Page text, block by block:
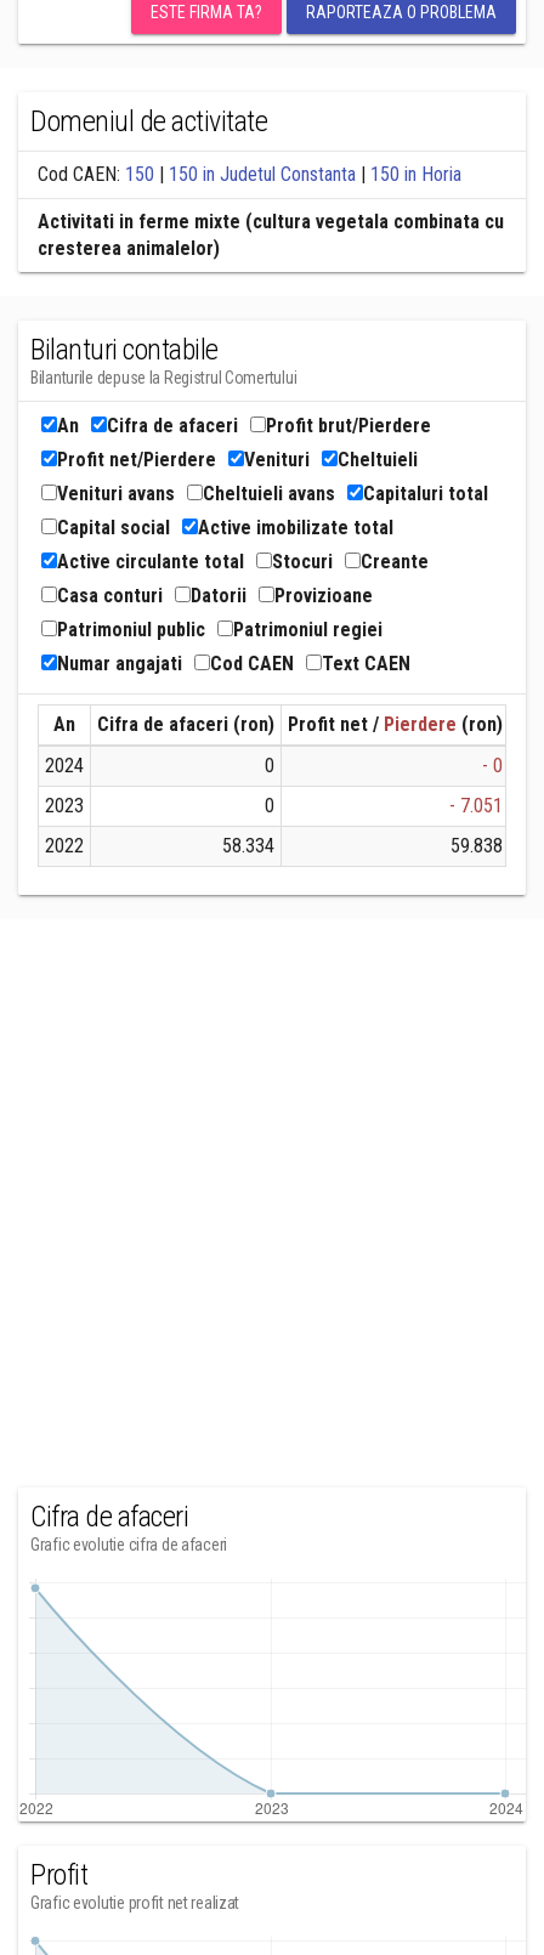
ESTE FIRMA TA? RAPORTEAZA O PROBLEMA
Domeniul de activitate
Cod CAEN: 150 | 150 in Judetul Constanta | 150 in Horia
Activitati in ferme mixte (cultura vegetala combinata cu
cresterea animalelor)
Bilanturi contabile
Bilanturile depuse la Registrul Comertului
An Cifra de afaceri
Profit brut/Pierdere
Profit net/Pierdere
Venituri
Cheltuieli
Venituri avans
Cheltuieli avans
Capitaluri total
Capital social
Active imobilizate total
Active circulante total
Stocuri
Creante
Casa conturi
Datorii
Provizioane
Patrimoniul public
Patrimoniul regiei
Numar angajati
Cod CAEN Text CAEN
An Cifra de afaceri (ron) Profit net / Pierdere (ron)
2024
0
- 0
2023
0
- 7.051
2022
58.334 59.838
Cifra de afaceri
Grafic evolutie cifra de afaceri
Profit
Grafic evolutie profit net realizat